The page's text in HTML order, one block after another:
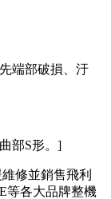
端部破損、汙
部S形。]
修並銷售飛利
等各大品牌整機